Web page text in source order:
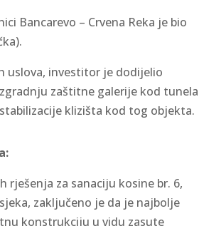
Bancarevo – Crvena Reka je bio
uslova, investitor je dodijelio
zaštitne galerije kod tunela
klizišta kod tog objekta.
rješenja za sanaciju kosine br. 6,
zaključeno je da je najbolje
konstrukciju u vidu zasute